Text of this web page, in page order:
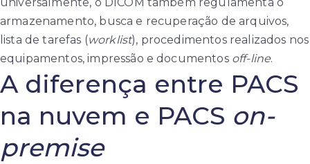
universalmente, o DICOM também regulamenta o
armazenamento, busca e recuperação de arquivos,
lista de tarefas (worklist), procedimentos realizados nos
equipamentos, impressão e documentos off-line.
A diferença entre PACS
na nuvem e PACS on-
premise